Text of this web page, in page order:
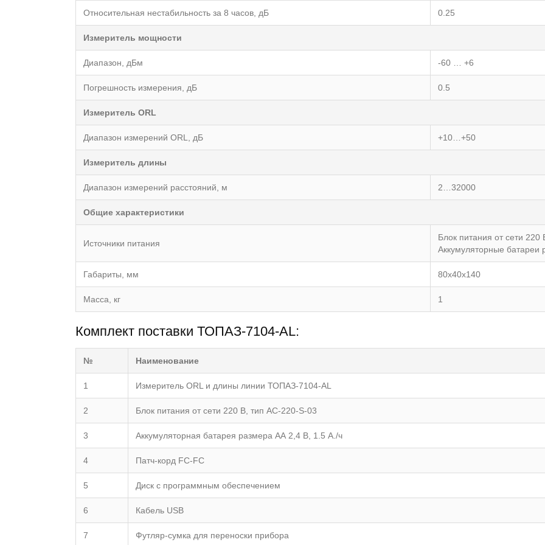
Относительная нестабильность за 8 часов, дБ 0.25
Измеритель мощности
Диапазон, дБм -60 … +6
Погрешность измерения, дБ 0.5
Измеритель ORL
Диапазон измерений ORL, дБ +10…+50
Измеритель длины
Диапазон измерений расстояний, м 2…32000
Общие характеристики
Источники питания
Блок питания от сети 220
Аккумуляторные батареи
Габариты, мм 80х40х140
Масса, кг 1
Комплект поставки ТОПАЗ-7104-АL:
№ Наименование
1 Измеритель ORL и длины линии ТОПАЗ-7104-АL
2 Блок питания от сети 220 В, тип АС-220-S-03
3 Аккумуляторная батарея размера АА 2,4 В, 1.5 А./ч
4 Патч-корд FC-FC
5 Диск с программным обеспечением
6 Кабель USB
7 Футляр-сумка для переноски прибора